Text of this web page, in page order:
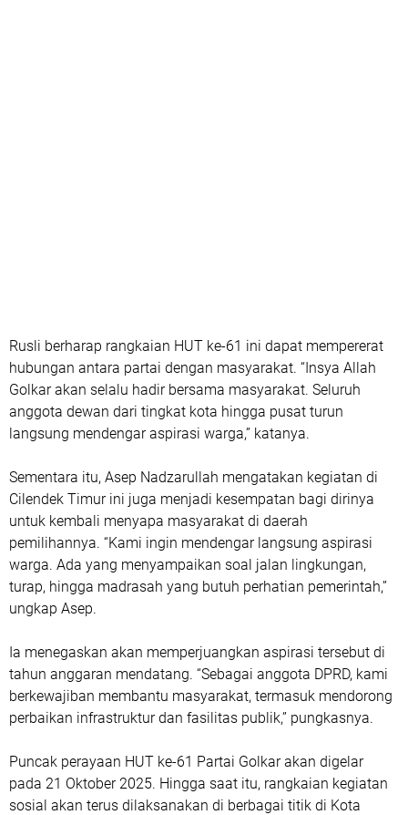
Rusli berharap rangkaian HUT ke-61 ini dapat mempererat
hubungan antara partai dengan masyarakat. “Insya Allah
Golkar akan selalu hadir bersama masyarakat. Seluruh
anggota dewan dari tingkat kota hingga pusat turun
langsung mendengar aspirasi warga,” katanya.
Sementara itu, Asep Nadzarullah mengatakan kegiatan di
Cilendek Timur ini juga menjadi kesempatan bagi dirinya
untuk kembali menyapa masyarakat di daerah
pemilihannya. “Kami ingin mendengar langsung aspirasi
warga. Ada yang menyampaikan soal jalan lingkungan,
turap, hingga madrasah yang butuh perhatian pemerintah,”
ungkap Asep.
Ia menegaskan akan memperjuangkan aspirasi tersebut di
tahun anggaran mendatang. “Sebagai anggota DPRD, kami
berkewajiban membantu masyarakat, termasuk mendorong
perbaikan infrastruktur dan fasilitas publik,” pungkasnya.
Puncak perayaan HUT ke-61 Partai Golkar akan digelar
pada 21 Oktober 2025. Hingga saat itu, rangkaian kegiatan
sosial akan terus dilaksanakan di berbagai titik di Kota